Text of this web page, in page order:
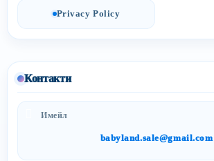
Privacy Policy
Контакти
Имейл
babyland.sale@gmail.com